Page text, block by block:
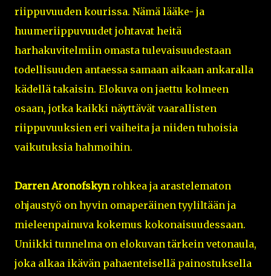
riippuvuuden kourissa. Nämä lääke- ja
huumeriippuvuudet johtavat heitä
harhakuvitelmiin omasta tulevaisuudestaan
todellisuuden antaessa samaan aikaan ankaralla
kädellä takaisin. Elokuva on jaettu kolmeen
osaan, jotka kaikki näyttävät vaarallisten
riippuvuuksien eri vaiheita ja niiden tuhoisia
vaikutuksia hahmoihin.
Darren Aronofskynrohkea ja arastelematon
ohjaustyö on hyvin omaperäinen tyyliltään ja
mieleenpainuva kokemus kokonaisuudessaan.
Uniikki tunnelma on elokuvan tärkein vetonaula,
joka alkaa ikävän pahaenteisellä painostuksella